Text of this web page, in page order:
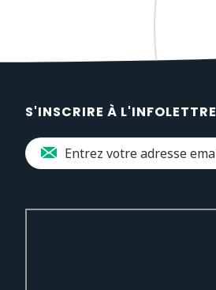
S'INSCRIRE À L'INFOLETTRE